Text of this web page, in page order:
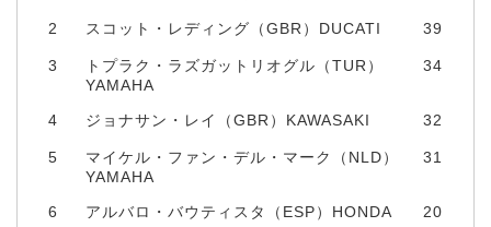
2 スコット・レディング（GBR）DUCATI 39
3
トプラク・ラズガットリオグル（TUR）
YAMAHA
34
4 ジョナサン・レイ（GBR）KAWASAKI 32
5
マイケル・ファン・デル・マーク（NLD）
YAMAHA
31
6 アルバロ・バウティスタ（ESP）HONDA 20